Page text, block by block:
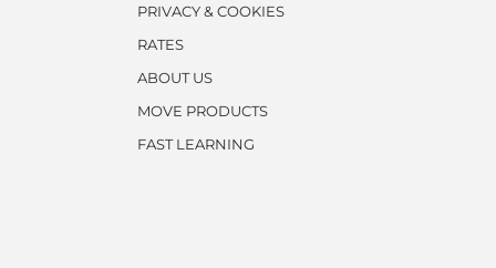
PRIVACY & COOKIES
RATES
ABOUT US
MOVE PRODUCTS
FAST LEARNING